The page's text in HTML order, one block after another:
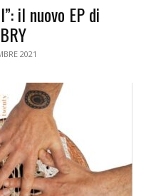
il nuovo EP di
2021